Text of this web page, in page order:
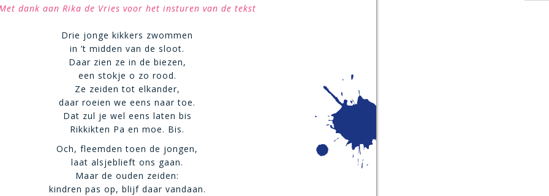
dank aan Rika de Vries voor het insturen van de tekst
Drie jonge kikkers zwommen
in ’t midden van de sloot.
Daar zien ze in de biezen,
een stokje o zo rood.
Ze zeiden tot elkander,
daar roeien we eens naar toe.
Dat zul je wel eens laten bis
Rikkikten Pa en moe. Bis.
Och, fleemden toen de jongen,
laat alsjeblieft ons gaan.
Maar de ouden zeiden:
kindren pas op, blijf daar vandaan.